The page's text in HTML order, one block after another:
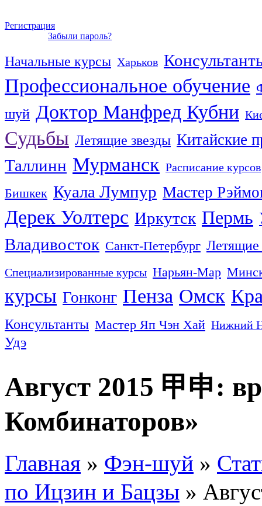
Регистрация
Забыли пароль?
Начальные курсы Харьков
Профессиональное обучение
шуй Доктор Манфред Кубни
Судьбы Летящие звезды Китайские
Таллинн Мурманск Расписание курсов
Бишкек Куала Лумпур Мастер
Дерек Уолтерс Иркутск Пермь
Владивосток Санкт-Петербург Летящие
Специализированные курсы Нарьян-Мар
курсы Гонконг Пенза Омск
Консультанты Мастер Яп Чэн Хай Нижний
Удэ
Август 2015 甲申:
Комбинаторов»
Главная » Фэн-шуй »
по Ицзин и Бацзы »